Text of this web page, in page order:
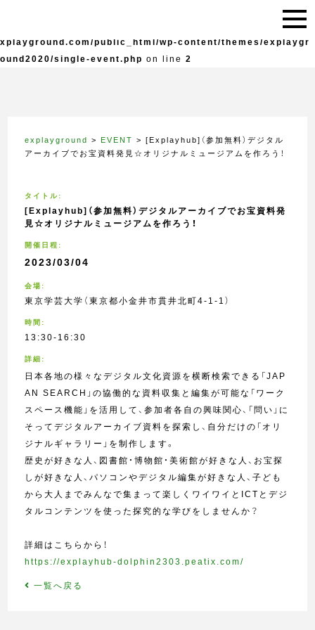
/home/explayground/e
xplayground.com/public_html/wp-content/themes/explaygr
ound2020/single-event.php on line 2
explayground > EVENT >[Explayhub]（参加無料）デジタル
アーカイブでお宝資料発見☆オリジナルミュージアムを作ろう！
タイトル:
[Explayhub]（参加無料）デジタルアーカイブでお宝資料発
見☆オリジナルミュージアムを作ろう！
開催日程:
2023/03/04
会場:
東京学芸大学（東京都小金井市貫井北町4-1-1）
時間:
13:30-16:30
詳細:
日本各地の様々なデジタル文化資源を横断検索できる「JAP
AN SEARCH」の協働的な資料収集と編集が可能な「ワーク
スペース機能」を活用して、参加者各自の興味関心、「問い」に
そってデジタルアーカイブ資料を探索し、自分だけの「オリ
ジナルギャラリー」を制作します。
歴史が好きな人、図書館・博物館・美術館が好きな人、お宝探
しが好きな人、パソコンやデジタル編集が好きな人、子ども
から大人までみんなで集まって楽しくワイワイとICTとデジ
タルコンテンツを使った探究的な学びをしませんか？
詳細はこちらから！
https://explayhub-dolphin2303.peatix.com/
一覧へ戻る